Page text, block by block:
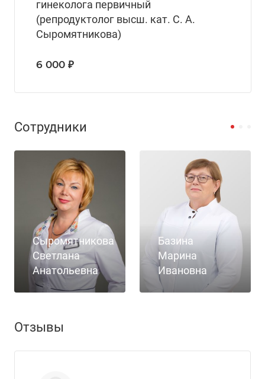
гинеколога первичный
(репродуктолог высш. кат. С. А.
Сыромятникова)
6 000 ₽
Сотрудники
Сыромятникова
Светлана
Анатольевна
Базина
Марина
Ивановна
Отзывы